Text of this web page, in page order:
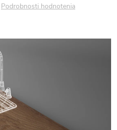
Podrobnosti hodnotenia